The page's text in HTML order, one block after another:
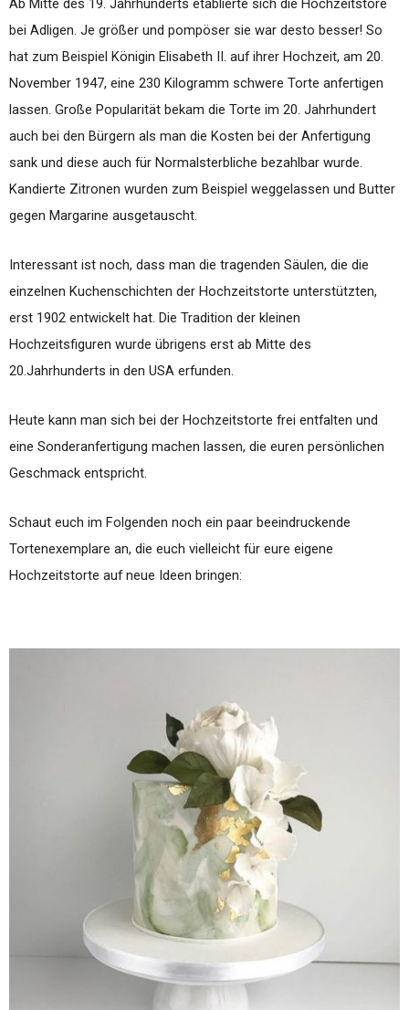
Ab Mitte des 19. Jahrhunderts etablierte sich die Hochzeitstore
bei Adligen. Je größer und pompöser sie war desto besser! So
hat zum Beispiel Königin Elisabeth II. auf ihrer Hochzeit, am 20.
November 1947, eine 230 Kilogramm schwere Torte anfertigen
lassen. Große Popularität bekam die Torte im 20. Jahrhundert
auch bei den Bürgern als man die Kosten bei der Anfertigung
sank und diese auch für Normalsterbliche bezahlbar wurde.
Kandierte Zitronen wurden zum Beispiel weggelassen und Butter
gegen Margarine ausgetauscht.
Interessant ist noch, dass man die tragenden Säulen, die die
einzelnen Kuchenschichten der Hochzeitstorte unterstützten,
erst 1902 entwickelt hat. Die Tradition der kleinen
Hochzeitsfiguren wurde übrigens erst ab Mitte des
20.Jahrhunderts in den USA erfunden.
Heute kann man sich bei der Hochzeitstorte frei entfalten und
eine Sonderanfertigung machen lassen, die euren persönlichen
Geschmack entspricht.
Schaut euch im Folgenden noch ein paar beeindruckende
Tortenexemplare an, die euch vielleicht für eure eigene
Hochzeitstorte auf neue Ideen bringen: